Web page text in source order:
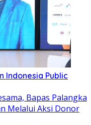
Indonesia Public